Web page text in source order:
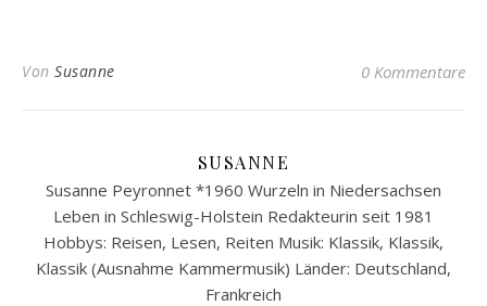
Von Susanne 0 Kommentare
SUSANNE
Susanne Peyronnet *1960 Wurzeln in Niedersachsen
Leben in Schleswig-Holstein Redakteurin seit 1981
Hobbys: Reisen, Lesen, Reiten Musik: Klassik, Klassik,
Klassik (Ausnahme Kammermusik) Länder: Deutschland,
Frankreich